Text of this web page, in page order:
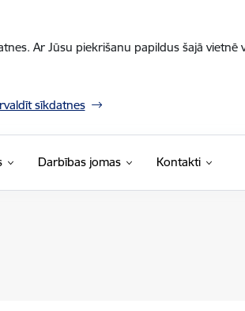
Ar Jūsu piekrišanu papildus šajā
sīkdatnes
Darbības jomas Kontakti